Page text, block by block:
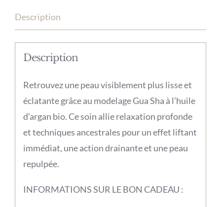
Sha,
l’Huile
d’Argan
Bio
45
min
Duo
Description
Description
Retrouvez une peau visiblement plus lisse et
éclatante grâce au modelage Gua Sha à l’huile
d’argan bio. Ce soin allie relaxation profonde
et techniques ancestrales pour un effet liftant
immédiat, une action drainante et une peau
repulpée.
INFORMATIONS SUR LE BON CADEAU :